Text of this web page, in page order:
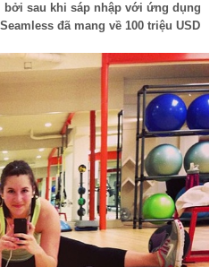
sau khi sáp nhập với ứng dụng
đã mang về 100 triệu USD